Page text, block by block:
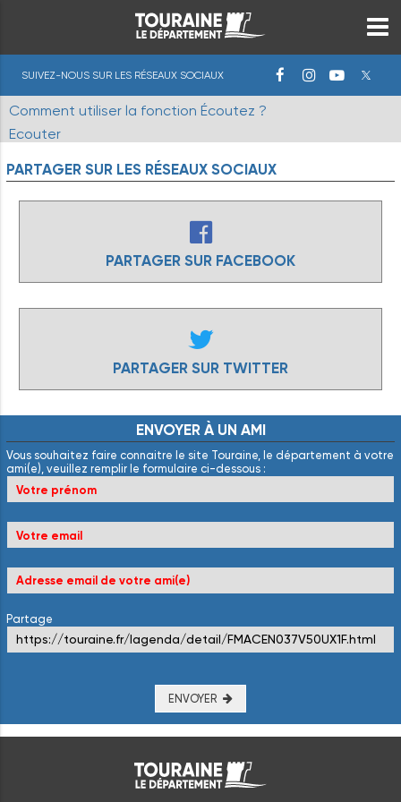
SUIVEZ-NOUS SUR LES RÉSEAUX SOCIAUX
Comment utiliser la fonction Écoutez ?
Ecouter
PARTAGER SUR LES RÉSEAUX SOCIAUX
PARTAGER SUR FACEBOOK
PARTAGER SUR TWITTER
ENVOYER À UN AMI
Vous souhaitez faire connaitre le site Touraine, le département à votre
ami(e), veuillez remplir le formulaire ci-dessous :
Partage
ENVOYER